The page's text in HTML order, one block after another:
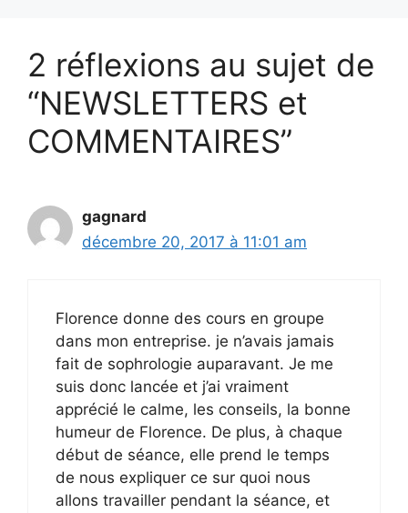
2 réflexions au sujet de
“NEWSLETTERS et
COMMENTAIRES”
gagnard
décembre 20, 2017 à 11:01 am
Florence donne des cours en groupe
dans mon entreprise. je n’avais jamais
fait de sophrologie auparavant. Je me
suis donc lancée et j’ai vraiment
apprécié le calme, les conseils, la bonne
humeur de Florence. De plus, à chaque
début de séance, elle prend le temps
de nous expliquer ce sur quoi nous
allons travailler pendant la séance, et